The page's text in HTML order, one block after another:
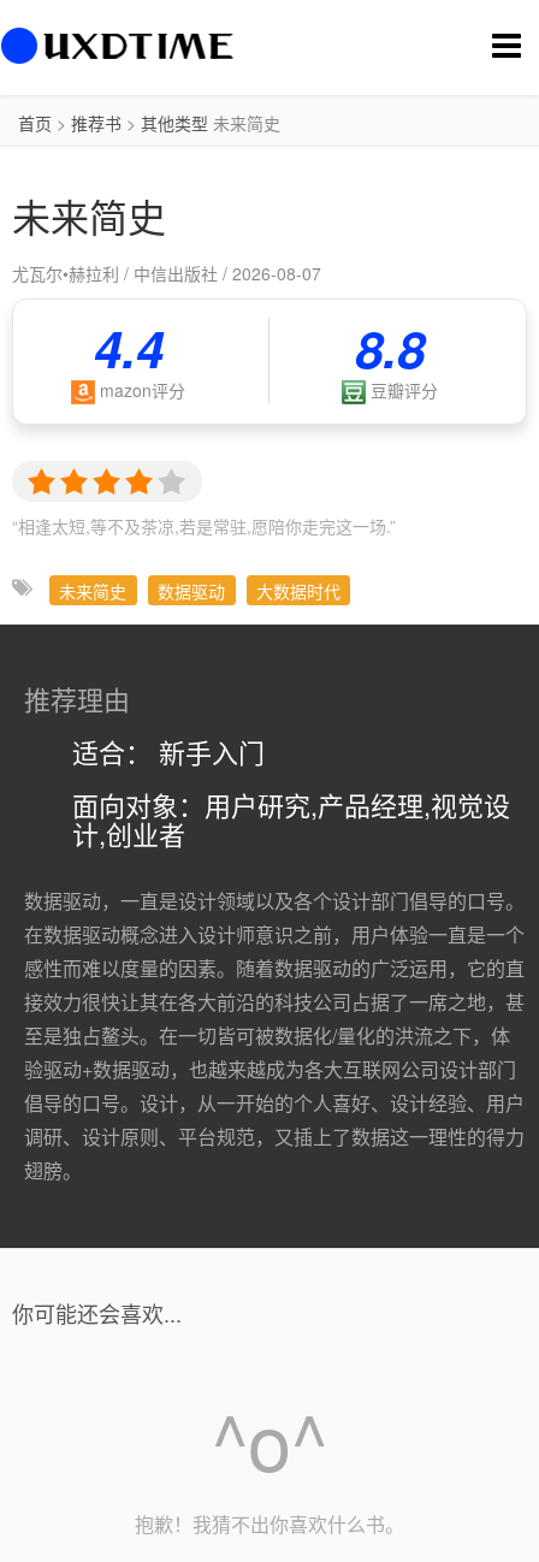
切
换
首页 > 推荐书 > 其他类型 未来简史
未来简史
尤瓦尔•赫拉利 / 中信出版社 / 2026-08-07
4.4
mazon评分
8.8
豆瓣评分
“相逢太短,等不及茶凉,若是常驻,愿陪你走完这一场.”
未来简史 数据驱动 大数据时代
推荐理由
适合： 新手入门
面向对象：用户研究,产品经理,视觉设
计,创业者
数据驱动，一直是设计领域以及各个设计部门倡导的口号。
在数据驱动概念进入设计师意识之前，用户体验一直是一个
感性而难以度量的因素。随着数据驱动的广泛运用，它的直
接效力很快让其在各大前沿的科技公司占据了一席之地，甚
至是独占鳌头。在一切皆可被数据化/量化的洪流之下，体
验驱动+数据驱动，也越来越成为各大互联网公司设计部门
倡导的口号。设计，从一开始的个人喜好、设计经验、用户
调研、设计原则、平台规范，又插上了数据这一理性的得力
翅膀。
你可能还会喜欢...
^o^
抱歉！我猜不出你喜欢什么书。